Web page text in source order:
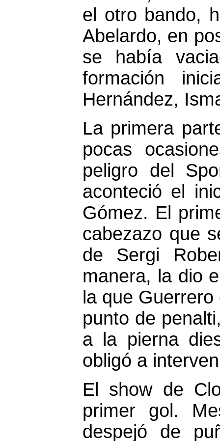
el otro bando,
Abelardo, en
se había
formación
Hernández,
La primera
pocas
peligro del
aconteció el
Gómez. El
cabezazo que
de Sergi
manera, la dio
la que
punto de
a la pierna
obligó a
El show de
primer gol.
despejó de